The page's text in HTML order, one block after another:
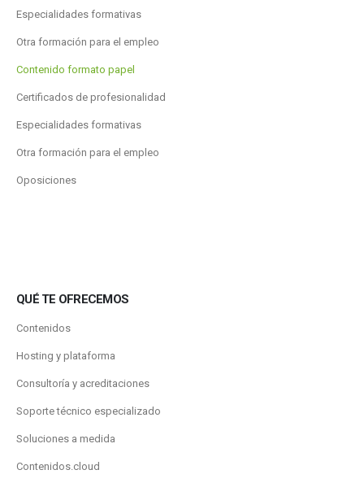
Especialidades formativas
Otra formación para el empleo
Contenido formato papel
Certificados de profesionalidad
Especialidades formativas
Otra formación para el empleo
Oposiciones
QUÉ TE OFRECEMOS
Contenidos
Hosting y plataforma
Consultoría y acreditaciones
Soporte técnico especializado
Soluciones a medida
Contenidos.cloud